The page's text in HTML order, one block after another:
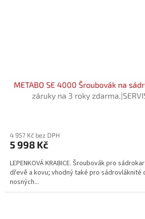
METABO SE 4000 Šroubovák na
záruky na 3 roky
4 957 Kč bez DPH
5 998 Kč
LEPENKOVÁ KRABICE. Šroubovák pro
dřevě a kovu; vhodný také pro sádrovláknité
nosných...